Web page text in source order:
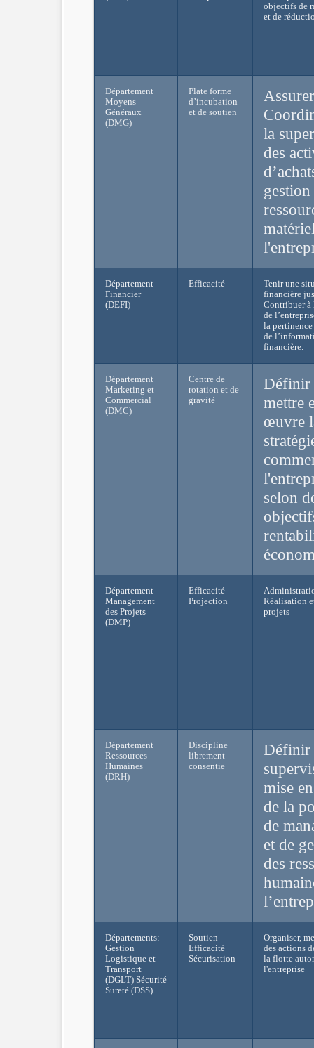
objectifs de
et de
Département
Moyens
Généraux
(DMG)
Plate forme
d’incubation
et de soutien
la
des
gestion
Département
Financier
(DEFI)
Efficacité
Tenir une
financière
Contribuer
de
la
de
financière.
Département
Marketing et
Commercial
(DMC)
Centre de
rotation et de
gravité
Définir
mettre
œuvre
selon
Département
Management
des Projets
(DMP)
Efficacité
Projection
Réalisation
projets
Département
Ressources
Humaines
(DRH)
Discipline
librement
consentie
Définir
mise
de la
de
et de
des
Départements:
Gestion
Logistique et
Transport
(DGLT) Sécurité
Sureté (DSS)
Soutien
Efficacité
Sécurisation
Organiser,
des actions
la flotte
l'entreprise